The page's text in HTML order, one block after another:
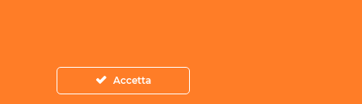
Acconsento all’archiviazione dei miei
Accetta